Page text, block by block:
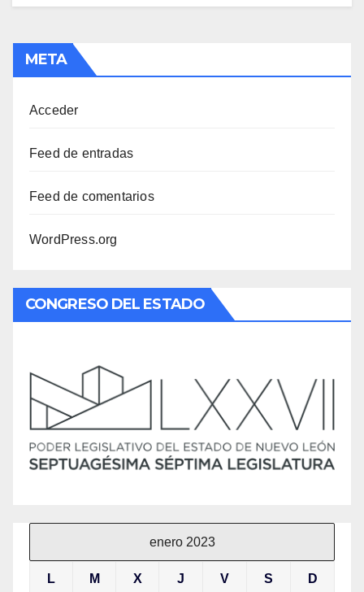
META
Acceder
Feed de entradas
Feed de comentarios
WordPress.org
CONGRESO DEL ESTADO
enero 2023
L M X J V S D